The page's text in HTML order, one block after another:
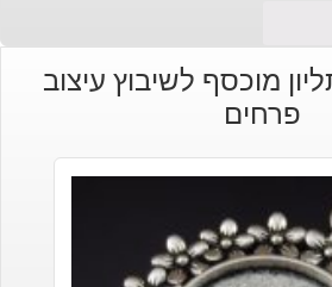
מוכסף לשיבוץ עיצוב
פרחים